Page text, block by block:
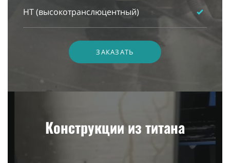
HT (высокотранслюцентный)
ЗАКАЗАТЬ
Конструкции из титана